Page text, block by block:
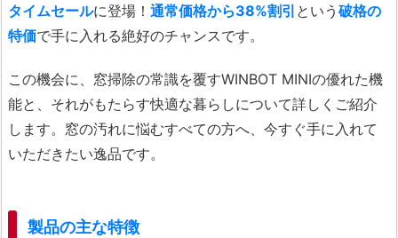
タイムセールに登場！ 通常価格から38%割引 という 破格の
特価で手に入れる絶好のチャンスです。
この機会に、窓掃除の常識を覆すWINBOT MINIの優れた機
能と、それがもたらす快適な暮らしについて詳しくご紹介
します。窓の汚れに悩むすべての方へ、今すぐ手に入れて
いただきたい逸品です。
製品の主な特徴